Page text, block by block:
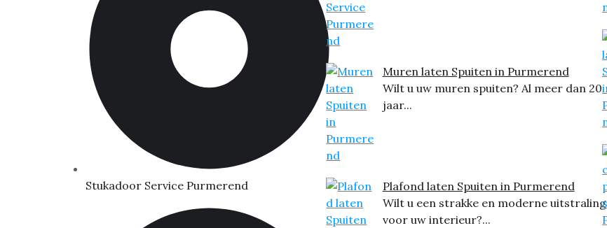
Stukadoor Service Purmerend
Muren laten Spuiten in Purmerend
Wilt u uw muren spuiten? Al meer dan 20
jaar...
Plafond laten Spuiten in Purmerend
Wilt u een strakke en moderne uitstraling
voor uw interieur?...